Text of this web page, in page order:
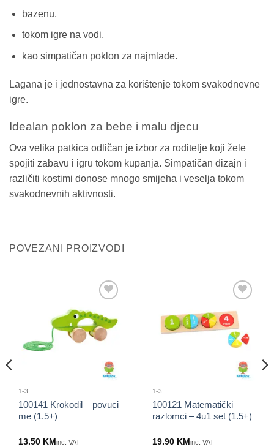
bazenu,
tokom igre na vodi,
kao simpatičan poklon za najmlađe.
Lagana je i jednostavna za korištenje tokom svakodnevne
igre.
Idealan poklon za bebe i malu djecu
Ova velika patkica odličan je izbor za roditelje koji žele
spojiti zabavu i igru tokom kupanja. Simpatičan dizajn i
različiti kostimi donose mnogo smijeha i veselja tokom
svakodnevnih aktivnosti.
POVEZANI PROIZVODI
proizvod
1-3
100141 Krokodil – povuci
me (1.5+)
13.50 KMinc. VAT
proizvod
1-3
100121 Matematički
razlomci – 4u1 set (1.5+)
19.90 KMinc. VAT